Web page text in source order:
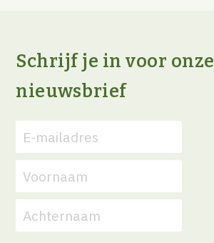
Schrijf je in voor onze
nieuwsbrief